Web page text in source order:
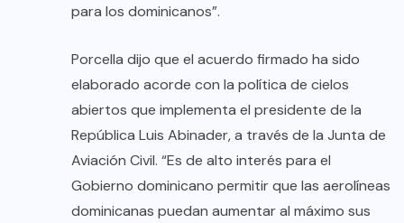
para los dominicanos”.
Porcella dijo que el acuerdo firmado ha sido
elaborado acorde con la política de cielos
abiertos que implementa el presidente de la
República Luis Abinader, a través de la Junta de
Aviación Civil. “Es de alto interés para el
Gobierno dominicano permitir que las aerolíneas
dominicanas puedan aumentar al máximo sus